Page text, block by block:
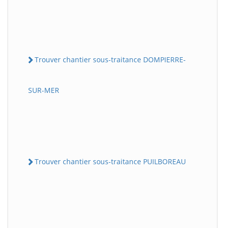
Trouver chantier sous-traitance DOMPIERRE-
SUR-MER
Trouver chantier sous-traitance PUILBOREAU